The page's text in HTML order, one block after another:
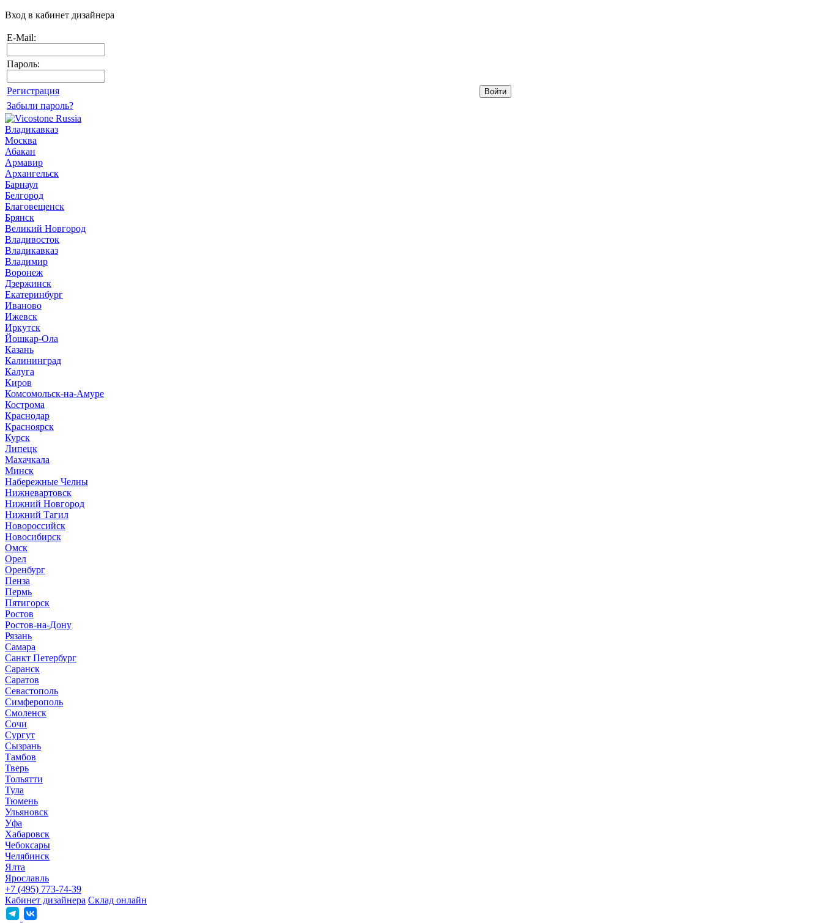
Вход в кабинет дизайнера
E-Mail:
Пароль:
Регистрация
Забыли пароль?
Владикавказ
Москва
Абакан
Армавир
Архангельск
Барнаул
Белгород
Благовещенск
Брянск
Великий Новгород
Владивосток
Владикавказ
Владимир
Воронеж
Дзержинск
Екатеринбург
Иваново
Ижевск
Иркутск
Йошкар-Ола
Казань
Калининград
Калуга
Киров
Комсомольск-на-Амуре
Кострома
Краснодар
Красноярск
Курск
Липецк
Махачкала
Минск
Набережные Челны
Нижневартовск
Нижний Новгород
Нижний Тагил
Новороссийск
Новосибирск
Омск
Орел
Оренбург
Пенза
Пермь
Пятигорск
Ростов
Ростов-на-Дону
Рязань
Самара
Санкт Петербург
Саранск
Саратов
Севастополь
Симферополь
Смоленск
Сочи
Сургут
Сызрань
Тамбов
Тверь
Тольятти
Тула
Тюмень
Ульяновск
Уфа
Хабаровск
Чебоксары
Челябинск
Ялта
Ярославль
+7 (495) 773-74-39
Кабинет дизайнера Склад онлайн